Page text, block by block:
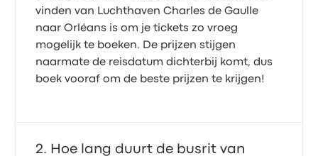
vinden van Luchthaven Charles de Gaulle
naar Orléans is om je tickets zo vroeg
mogelijk te boeken. De prijzen stijgen
naarmate de reisdatum dichterbij komt, dus
boek vooraf om de beste prijzen te krijgen!
Hoe lang duurt de busrit van